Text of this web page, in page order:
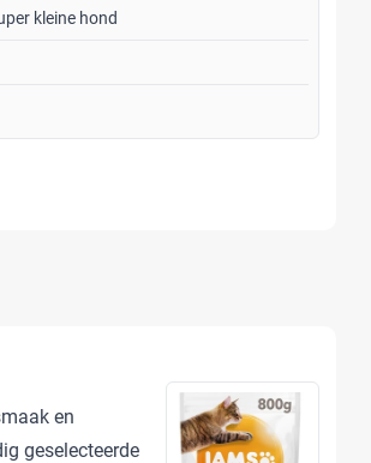
kleine hond
en
geselecteerde